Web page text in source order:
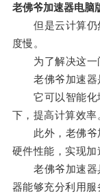
老佛爷加速器电脑
但是云计算仍
度慢。
为了解决这一问
老佛爷加速器是
它可以智能化
下，提高计算效率
此外，老佛爷
硬件性能，实现加
老佛爷加速器
器能够充分利用